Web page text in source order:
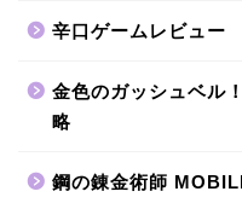
辛口ゲームレビュー
金色のガッシュベル
略
鋼の錬金術師